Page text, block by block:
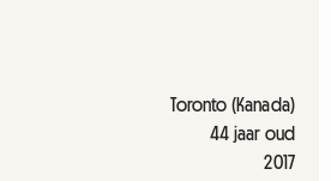
Toronto (Kanada)
44 jaar oud
2017